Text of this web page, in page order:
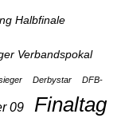
Halbfinale
Verbandspokal
Derbystar DFB-
09
Finaltag